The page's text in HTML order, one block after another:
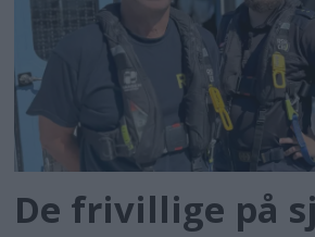
De frivillige på